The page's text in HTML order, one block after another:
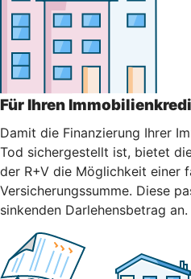
Für Ihren
Damit die Finanzierung Ihrer
Tod sichergestellt ist, bietet
der R+V die Möglichkeit einer
Versicherungssumme. Diese
sinkenden Darlehensbetrag an.